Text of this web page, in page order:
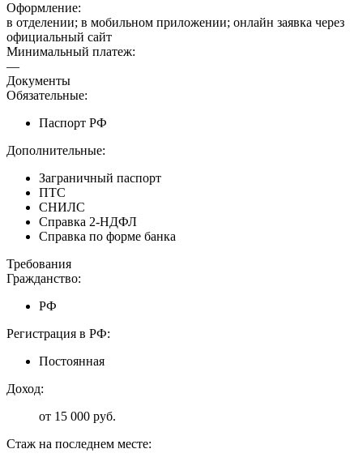
Оформление:
в отделении; в мобильном приложении; онлайн заявка через
официальный сайт
Минимальный платеж:
—
Документы
Обязательные:
Паспорт РФ
Дополнительные:
Заграничный паспорт
ПТС
СНИЛС
Справка 2-НДФЛ
Справка по форме банка
Требования
Гражданство:
РФ
Регистрация в РФ:
Постоянная
Доход:
от 15 000 руб.
Стаж на последнем месте: